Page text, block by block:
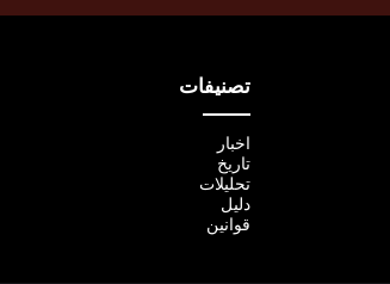
تصنيفات
اخبار
تاريخ
تحليلات
دليل
قوانين